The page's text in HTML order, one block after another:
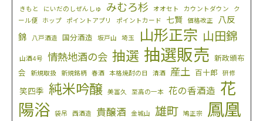
きもと にいだのしぜんしゅ みむろ杉 オオセト カウントダウン
ク
ール便
ホップ ポイントアプリ ポイントカード 七賢 価格改正
八反
錦
八戸酒造 国分酒造 坂戸山 埼玉 山形正宗 山田錦
山酒4号 情熱地酒の会 抽選 抽選販売 新政頒布
会
新規取扱 新規銘柄 春酒 本格焼酎の日 清酒 産土 百十郎 研修
笑四季 純米吟醸 美冨久 至高の一本 花の香酒造 花
陽浴
袋吊 西酒造 貴醸酒 金城山 雄町 鳩正宗
鳳凰